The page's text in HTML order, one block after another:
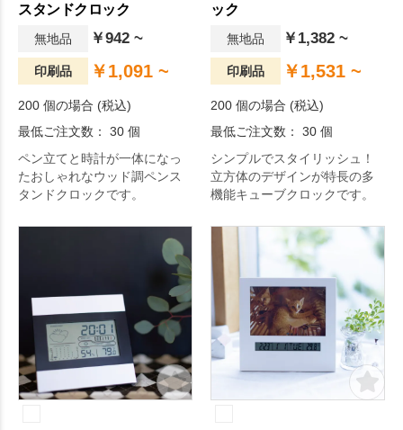
スタンドクロック
無地品 ￥942 ~
印刷品 ￥1,091 ~
200 個の場合 (税込)
最低ご注文数： 30 個
ペン立てと時計が一体になっ
たおしゃれなウッド調ペンス
タンドクロックです。
ック
無地品 ￥1,382 ~
印刷品 ￥1,531 ~
200 個の場合 (税込)
最低ご注文数： 30 個
シンプルでスタイリッシュ！
立方体のデザインが特長の多
機能キューブクロックです。